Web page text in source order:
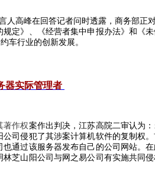
高峰在回答记者问时透露，商务部
定》、《经营者集中申报办法》和《
车行业的创新发展。
器实际管理者
著作权案作出判决，江苏高院二审认为
司侵犯了其涉案计算机软件的复制权
通过该服务器发布自己的公司网站。
芝山阳公司与网之易公司有实施共同